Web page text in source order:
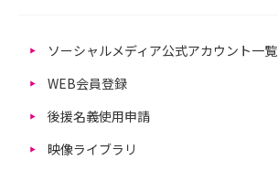
ソーシャルメディア公式アカウント一覧
WEB会員登録
後援名義使用申請
映像ライブラリ